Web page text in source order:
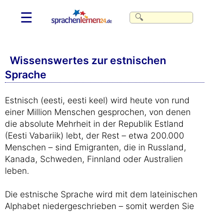
☰
Wissenswertes zur estnischen
Sprache
Estnisch (eesti, eesti keel) wird heute von rund
einer Million Menschen gesprochen, von denen
die absolute Mehrheit in der Republik Estland
(Eesti Vabariik) lebt, der Rest – etwa 200.000
Menschen – sind Emigranten, die in Russland,
Kanada, Schweden, Finnland oder Australien
leben.
Die estnische Sprache wird mit dem lateinischen
Alphabet niedergeschrieben – somit werden Sie